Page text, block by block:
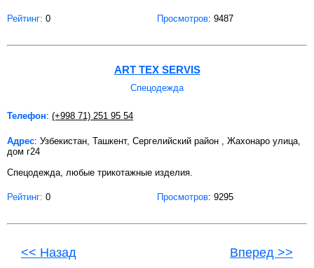
Рейтинг: 0 Просмотров: 9487
ART TEX SERVIS
Спецодежда
Телефон: (+998 71) 251 95 54
Адрес: Узбекистан, Ташкент, Сергелийский район , Жахонаро улица,
дом г24
Спецодежда, любые трикотажные изделия.
Рейтинг: 0 Просмотров: 9295
<< Назад Вперед >>